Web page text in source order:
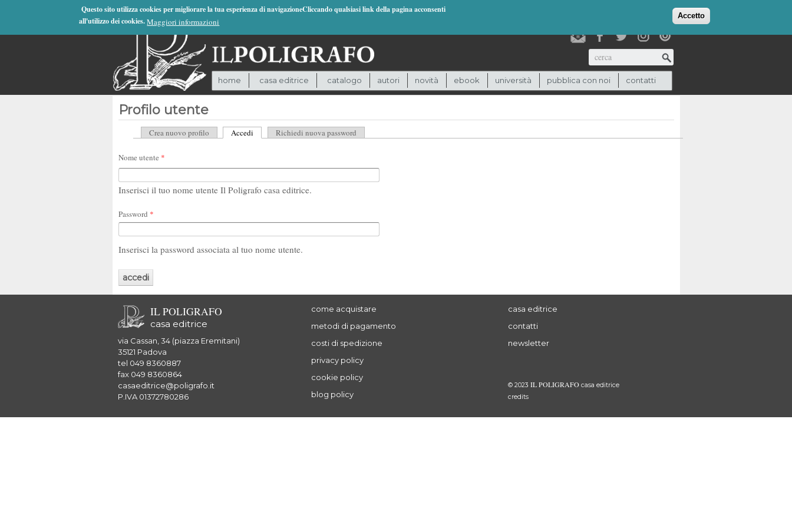
Questo sito utilizza cookies per migliorare la tua esperienza di navigazioneCliccando qualsiasi link della pagina acconsenti
all'utilizzo dei cookies. Maggiori informazioni
Accetto
(0)
Cerca
home casa editrice catalogo autori novità ebook università pubblica con noi contatti
Profilo utente
Schede primarie
Crea nuovo profilo Accedi (scheda attiva)
Richiedi nuova password
Nome utente *
Inserisci il tuo nome utente Il Poligrafo casa editrice.
Password *
Inserisci la password associata al tuo nome utente.
IL POLIGRAFO
casa editrice
via Cassan, 34 (piazza Eremitani)
35121 Padova
tel 049 8360887
fax 049 8360864
casaeditrice@poligrafo.it
P.IVA 01372780286
come acquistare
metodi di pagamento
costi di spedizione
privacy policy
cookie policy
blog policy
casa editrice
contatti
newsletter
© 2023 IL POLIGRAFO casa editrice
credits